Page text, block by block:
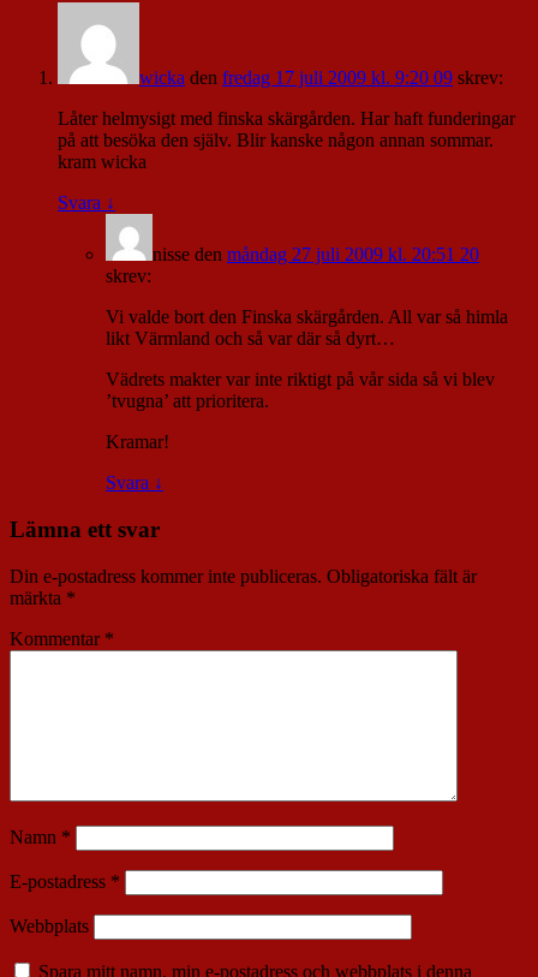
wicka den fredag 17 juli 2009 kl. 9:20 09 skrev:
Låter helmysigt med finska skärgården. Har haft funderingar
på att besöka den själv. Blir kanske någon annan sommar.
kram wicka
Svara ↓
nisse den måndag 27 juli 2009 kl. 20:51 20
skrev:
Vi valde bort den Finska skärgården. All var så himla
likt Värmland och så var där så dyrt…
Vädrets makter var inte riktigt på vår sida så vi blev
’tvugna’ att prioritera.
Kramar!
Svara ↓
Lämna ett svar
Din e-postadress kommer inte publiceras. Obligatoriska fält är
märkta *
Kommentar *
Namn *
E-postadress *
Webbplats
Spara mitt namn, min e-postadress och webbplats i denna